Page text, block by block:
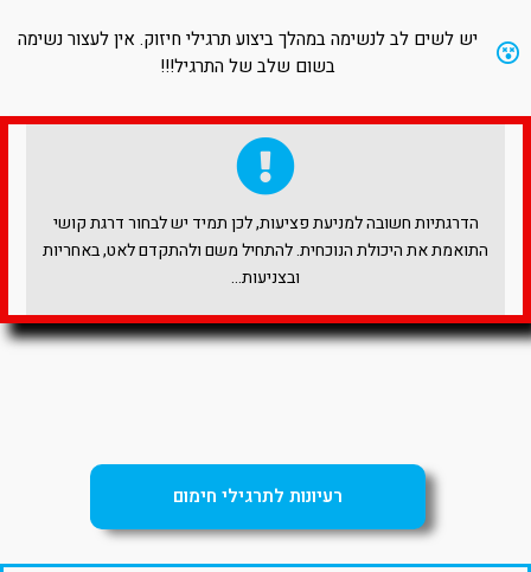
יש לשים לב לנשימה במהלך ביצוע תרגילי חיזוק. אין לעצור נשימה
בשום שלב של התרגיל!!!
הדרגתיות חשובה למניעת פציעות, לכן תמיד יש לבחור דרגת קושי
התואמת את היכולת הנוכחית. להתחיל משם ולהתקדם לאט, באחריות
ובצניעות…
רעיונות לתרגילי חימום